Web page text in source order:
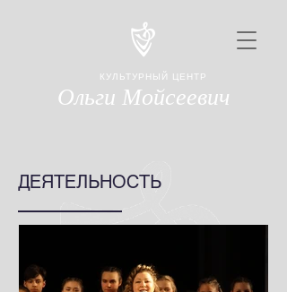
Ольги Мойсеевич
КУЛЬТУРНЫЙ ЦЕНТР
ДЕЯТЕЛЬНОСТЬ